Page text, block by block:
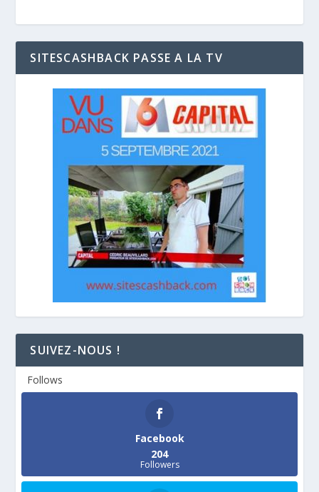
SITESCASHBACK PASSE A LA TV
SUIVEZ-NOUS !
Follows
Facebook
204
Followers